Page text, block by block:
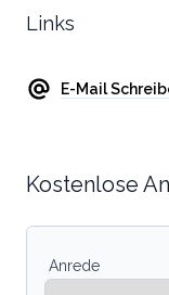
Links
E-Mail
Kostenlose
Anrede